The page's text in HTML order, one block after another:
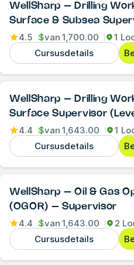
WellSharp – Drilling
Surface & Subsea
4.5 $van 1,700.00
1
Cursusdetails
WellSharp – Drilling
Surface Supervisor
4.4 $van 1,643.00
1
Cursusdetails
WellSharp – Oil & Gas
(OGOR) – Supervisor
4.4 $van 1,643.00
2
Cursusdetails